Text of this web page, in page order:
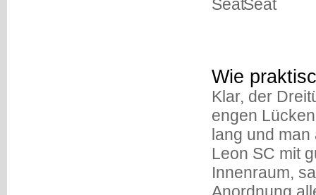
Seat
Wie
Klar, der
engen
lang und
Leon SC mit
Innenraum,